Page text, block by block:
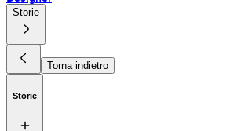
Storie
Torna indietro
Storie